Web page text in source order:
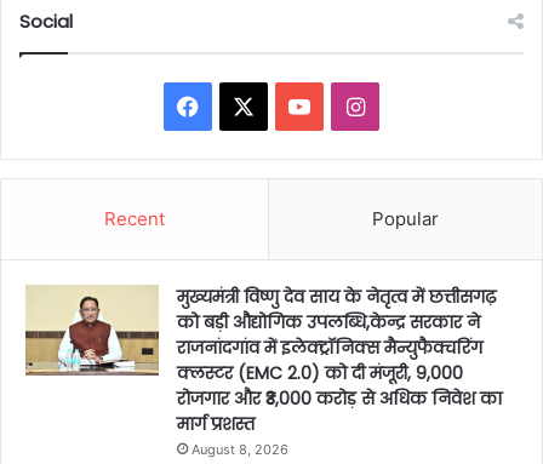
Social
Facebook YouTubeInstagram
Recent Popular
मुख्यमंत्री विष्णु देव साय के नेतृत्व में छत्तीसगढ़
को बड़ी औद्योगिक उपलब्धि,केन्द्र सरकार ने
राजनांदगांव में इलेक्ट्रॉनिक्स मैन्युफैक्चरिंग
क्लस्टर (EMC 2.0) को दी मंजूरी, 9,000
रोजगार और ₹3,000 करोड़ से अधिक निवेश का
मार्ग प्रशस्त
August 8, 2026